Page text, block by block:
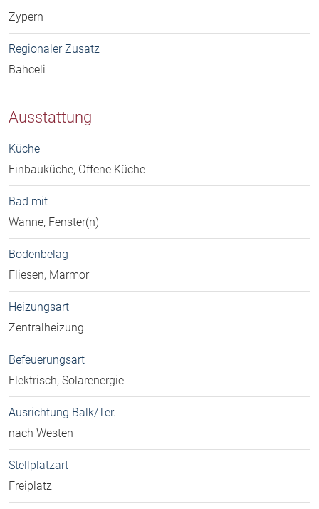
Zypern
Regionaler Zusatz
Bahceli
Ausstattung
Küche
Einbauküche, Offene Küche
Bad mit
Wanne, Fenster(n)
Bodenbelag
Fliesen, Marmor
Heizungsart
Zentralheizung
Befeuerungsart
Elektrisch, Solarenergie
Ausrichtung Balk/Ter.
nach Westen
Stellplatzart
Freiplatz